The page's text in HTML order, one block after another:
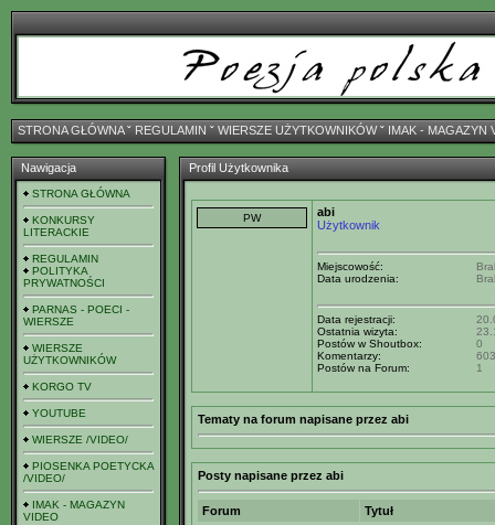
STRONA GŁÓWNAˇ REGULAMIN ˇ WIERSZE UŻYTKOWNIKÓWˇ IMAK - MAGAZYN
Nawigacja
STRONA GŁÓWNA
KONKURSY
LITERACKIE
REGULAMIN
POLITYKA
PRYWATNOŚCI
PARNAS - POECI -
WIERSZE
WIERSZE
UŻYTKOWNIKÓW
KORGO TV
YOUTUBE
WIERSZE /VIDEO/
PIOSENKA POETYCKA
/VIDEO/
IMAK - MAGAZYN
VIDEO
Profil Użytkownika
abi
Użytkownik
Miejscowość:
Data urodzenia:
Data rejestracji:
Ostatnia wizyta:
Postów w Shoutbox:
0
Komentarzy:
603
Postów na Forum:
1
Tematy na forum napisane przez abi
Posty napisane przez abi
Forum
Tytuł